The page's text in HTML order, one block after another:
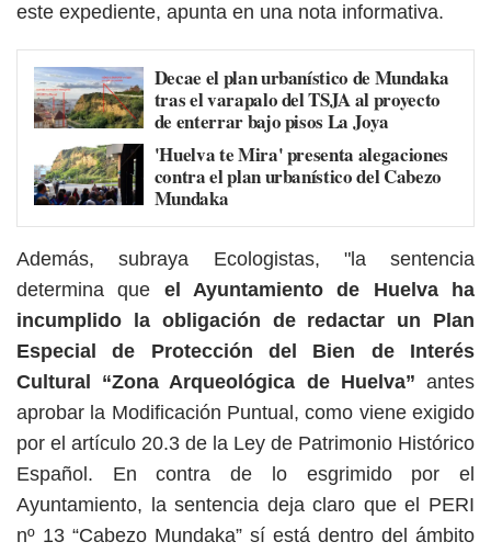
este expediente, apunta en una nota informativa.
Decae el plan urbanístico de Mundaka
tras el varapalo del TSJA al proyecto
de enterrar bajo pisos La Joya
'Huelva te Mira' presenta alegaciones
contra el plan urbanístico del Cabezo
Mundaka
Además, subraya Ecologistas, "la sentencia
determina que el Ayuntamiento de Huelva ha
incumplido la obligación de redactar un Plan
Especial de Protección del Bien de Interés
Cultural “Zona Arqueológica de Huelva” antes
aprobar la Modificación Puntual, como viene exigido
por el artículo 20.3 de la Ley de Patrimonio Histórico
Español. En contra de lo esgrimido por el
Ayuntamiento, la sentencia deja claro que el PERI
nº 13 “Cabezo Mundaka” sí está dentro del ámbito